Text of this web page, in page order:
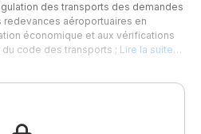
des transports des demandes
aéroportuaires en
économique et aux vérifications
du code des transports ; Lire la suite…